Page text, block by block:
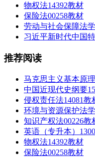
物权法14392教材
保险法00258教材
劳动与社会保障法
习近平新时代中国
推荐阅读
马克思主义基本原
中国近现代史纲要
侵权责任法14081教
环境与资源保护法
知识产权法00226教
英语（专升本）
物权法14392教材
保险法00258教材